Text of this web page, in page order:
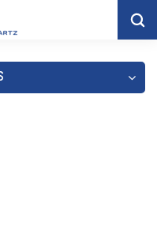
Estilo Shaker Negros